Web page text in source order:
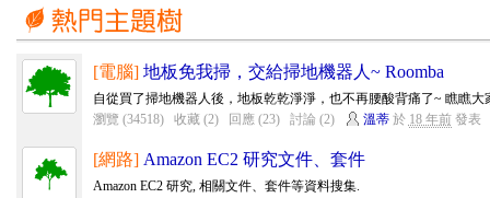
[電腦] 地板免我掃，交給掃地機器人~ Roomba
自從買了掃地機器人後，地板乾乾淨淨，也不再腰酸背痛了~ 瞧瞧大
瀏覽 (34518)
收藏 (2) 回應 (23) 討論 (2) 溫蒂於 18 年前發表
[網路] Amazon EC2 研究文件、套件
Amazon EC2 研究, 相關文件、套件等資料搜集.